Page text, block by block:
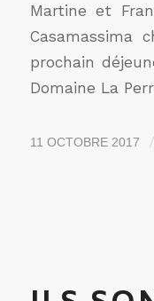
Martine et
Casamassima
prochain
Domaine La
11 OCTOBRE 2017 /